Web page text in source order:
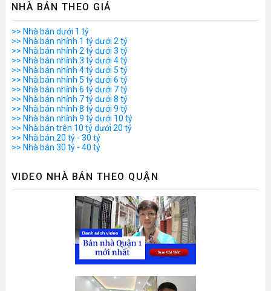
NHÀ BÁN THEO GIÁ
>> Nhà bán dưới 1 tỷ
>> Nhà bán nhỉnh 1 tỷ dưới 2 tỷ
>> Nhà bán nhỉnh 2 tỷ dưới 3 tỷ
>> Nhà bán nhỉnh 3 tỷ dưới 4 tỷ
>> Nhà bán nhỉnh 4 tỷ dưới 5 tỷ
>> Nhà bán nhỉnh 5 tỷ dưới 6 tỷ
>> Nhà bán nhỉnh 6 tỷ dưới 7 tỷ
>> Nhà bán nhỉnh 7 tỷ dưới 8 tỷ
>> Nhà bán nhỉnh 8 tỷ dưới 9 tỷ
>> Nhà bán nhỉnh 9 tỷ dưới 10 tỷ
>> Nhà bán trên 10 tỷ dưới 20 tỷ
>> Nhà bán 20 tỷ - 30 tỷ
>> Nhà bán 30 tỷ - 40 tỷ
VIDEO NHÀ BÁN THEO QUẬN